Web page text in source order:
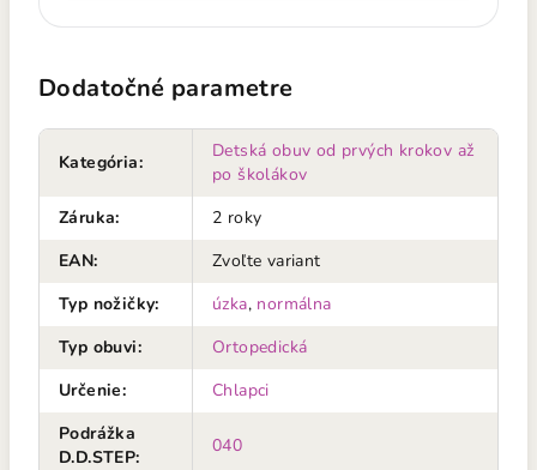
Dodatočné parametre
Kategória:
Detská obuv od prvých krokov až
po školákov
Záruka:
2 roky
EAN:
Zvoľte variant
Typ nožičky: úzka, normálna
Typ obuvi:
Ortopedická
Určenie:
Chlapci
Podrážka
D.D.STEP:
040